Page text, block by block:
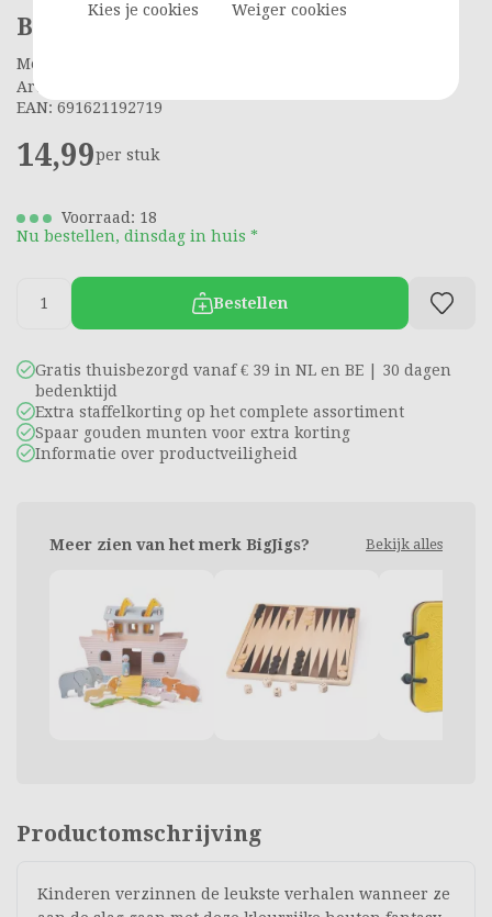
Bigjigs Fantasy Magneten, 35dlg.
Merk: BigJigs
Artikelnummer: 2999654
EAN: 691621192719
14,99per stuk
Voorraad: 18
Nu bestellen, dinsdag in huis *
Bestellen
Gratis thuisbezorgd vanaf € 39 in NL en BE | 30 dagen
bedenktijd
Extra staffelkorting op het complete assortiment
Spaar gouden munten voor extra korting
Informatie over productveiligheid
Meer zien van het merk BigJigs? Bekijk alles
Productomschrijving
Kinderen verzinnen de leukste verhalen wanneer ze
Kies je cookies Weiger cookies